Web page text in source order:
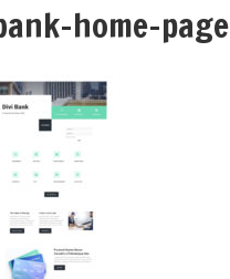
home-page